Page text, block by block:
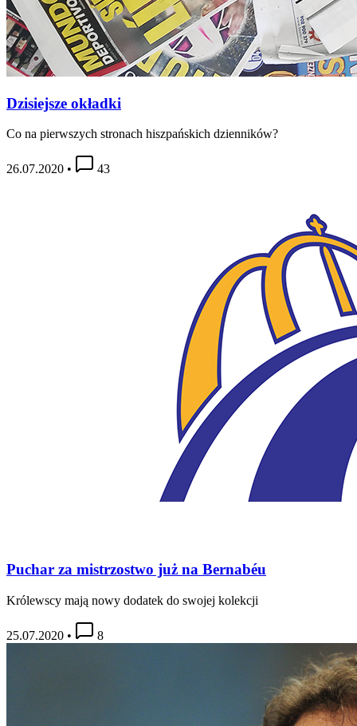
Dzisiejsze okładki
Co na pierwszych stronach hiszpańskich dzienników?
26.07.2020 • 43
Puchar za mistrzostwo już na Bernabéu
Królewscy mają nowy dodatek do swojej kolekcji
25.07.2020 • 8